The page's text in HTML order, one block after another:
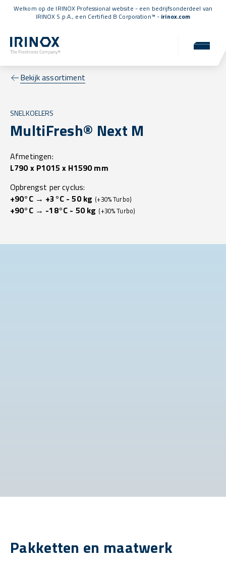
Welkom op de IRINOX Professional website - een bedrijfsonderdeel van
IRINOX S.p.A., een Certified B Corporation™ - irinox.com
Bekijk assortiment
SNELKOELERS
MultiFresh® Next M
Afmetingen:
L790 x P1015 x H1590 mm
Opbrengst per cyclus:
+90°C → +3°C - 50 kg (+30% Turbo)
+90°C → -18°C - 50 kg (+30% Turbo)
Pakketten en maatwerk